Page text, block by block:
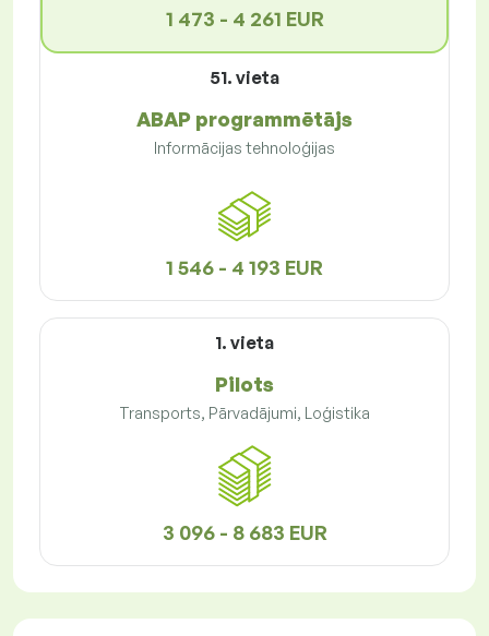
1 473 - 4 261 EUR
51. vieta
ABAP programmētājs
Informācijas tehnoloģijas
1 546 - 4 193 EUR
1. vieta
Pilots
Transports, Pārvadājumi, Loģistika
3 096 - 8 683 EUR